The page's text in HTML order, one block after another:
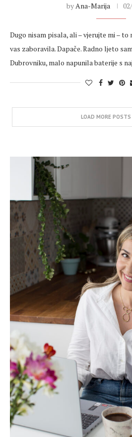
by Ana-Marija
Dugo nisam pisala, ali – vjerujte mi – to
vas zaboravila. Dapače. Radno ljeto
Dubrovniku, malo napunila baterije s
LOAD MORE POSTS